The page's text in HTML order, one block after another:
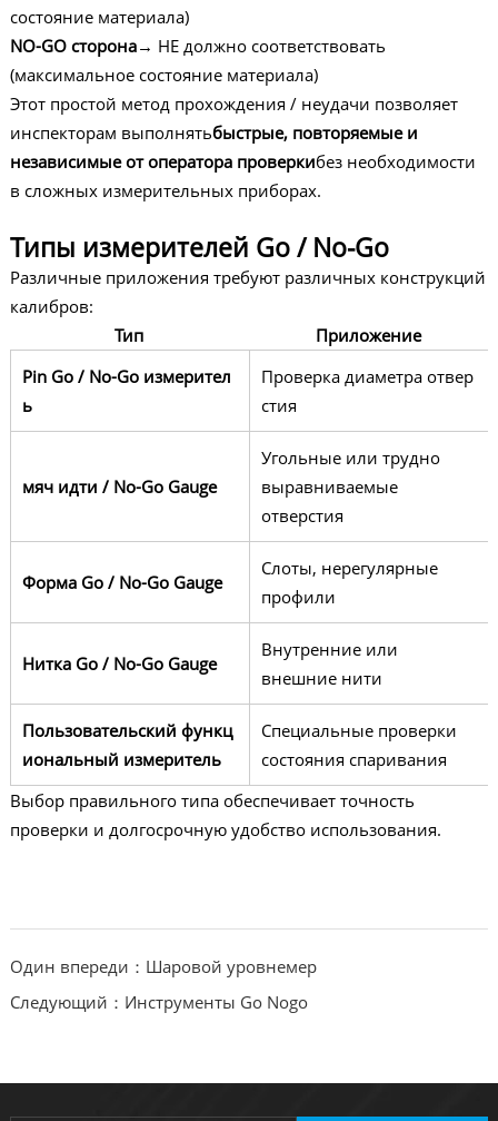
состояние материала)
NO-GO сторона→ НЕ должно соответствовать
(максимальное состояние материала)
Этот простой метод прохождения / неудачи позволяет
инспекторам выполнятьбыстрые, повторяемые и
независимые от оператора проверкибез необходимости
в сложных измерительных приборах.
Типы измерителей Go / No-Go
Различные приложения требуют различных конструкций
калибров:
Тип
Приложение
Pin Go / No-Go измерител
ь
Проверка диаметра отвер
стия
мяч идти / No-Go Gauge
Угольные или трудно
выравниваемые
отверстия
Форма Go / No-Go Gauge
Слоты, нерегулярные
профили
Нитка Go / No-Go Gauge
Внутренние или
внешние нити
Пользовательский функц
иональный измеритель
Специальные проверки
состояния спаривания
Выбор правильного типа обеспечивает точность
проверки и долгосрочную удобство использования.
Один впереди：Шаровой уровнемер
Следующий：Инструменты Go Nogo